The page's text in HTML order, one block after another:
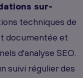
sur-
techniques de
documentée et
d'analyse SEO.
suivi régulier des